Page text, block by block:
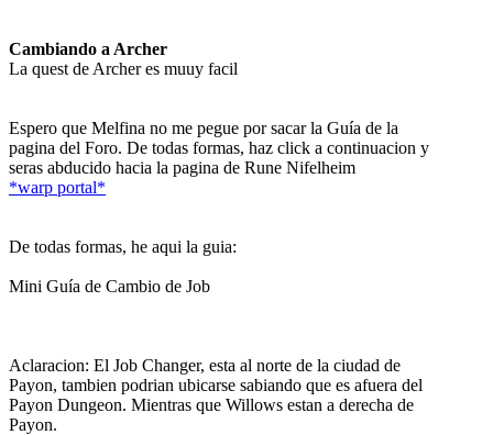
Cambiando a Archer
La quest de Archer es muuy facil
Espero que Melfina no me pegue por sacar la Guía de la
pagina del Foro. De todas formas, haz click a continuacion y
seras abducido hacia la pagina de Rune Nifelheim
*warp portal*
De todas formas, he aqui la guia:
Mini Guía de Cambio de Job
Aclaracion: El Job Changer, esta al norte de la ciudad de
Payon, tambien podrian ubicarse sabiando que es afuera del
Payon Dungeon. Mientras que Willows estan a derecha de
Payon.